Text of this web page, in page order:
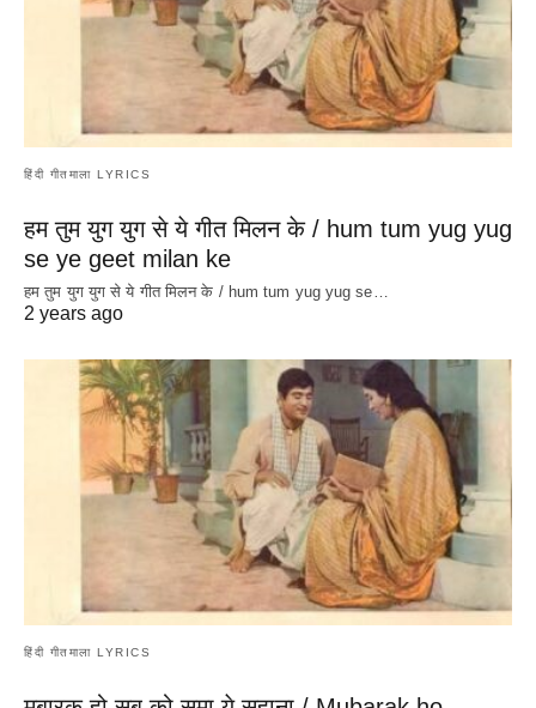
हिंदी गीतमाला LYRICS
हम तुम युग युग से ये गीत मिलन के / hum tum yug yug
se ye geet milan ke
हम तुम युग युग से ये गीत मिलन के / hum tum yug yug se…
2 years ago
हिंदी गीतमाला LYRICS